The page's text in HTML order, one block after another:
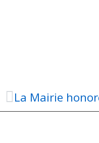
La Mairie